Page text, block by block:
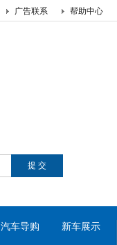
帮助中心
广告联系
汽车导购 新车展示